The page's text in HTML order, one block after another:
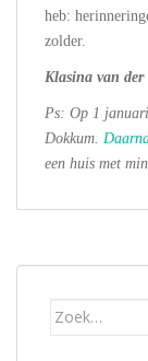
heb:
zolder.
Klasina van der
Ps: Op 1
Dokkum.
een huis met
Zoek